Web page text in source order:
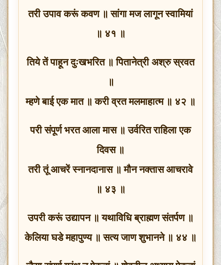
तरी उपाव करूं कवण ॥ सांगा मज लागून स्वामियां
॥ ४१ ॥
तिये तें पाहून दुःखभरित ॥ पितानेत्री अश्रु स्रवत
॥
म्हणे बाई एक मात ॥ करी व्रत मलमाहात्म ॥ ४२ ॥
परी संपूर्ण भरत आला मास ॥ उर्वरित राहिला एक
दिवस ॥
तरी तूं आचरें स्नानदानास ॥ मौन नक्तास आचरावे
॥ ४३ ॥
उपरी करूं उद्यापन ॥ यथाविधि ब्राह्मण संतर्पण ॥
केलिया घडे महापुण्य ॥ सत्य जाण शुभानने ॥ ४४ ॥